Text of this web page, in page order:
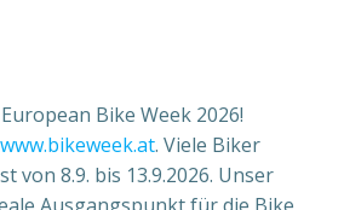
European Bike Week 2026!
www.bikeweek.at. Viele Biker
von 8.9. bis 13.9.2026. Unser